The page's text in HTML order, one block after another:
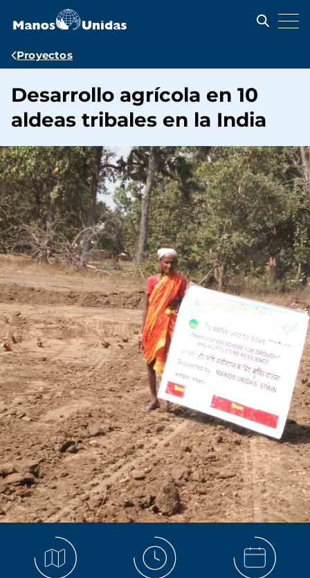
contenido
Ruta
navegación
Proyectos
Desarrollo agrícola en 10
aldeas tribales en la India